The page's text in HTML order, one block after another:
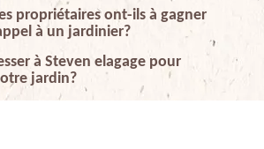
propriétaires ont-ils à gagner
à un jardinier?
à Steven elagage pour
jardin?